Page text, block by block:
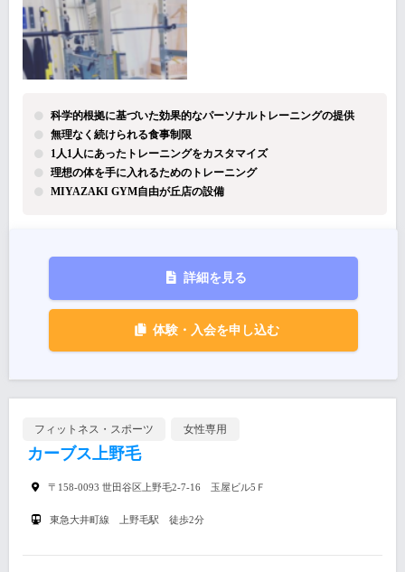
科学的根拠に基づいた効果的なパーソナルトレーニングの提供
無理なく続けられる食事制限
1人1人にあったトレーニングをカスタマイズ
理想の体を手に入れるためのトレーニング
MIYAZAKI GYM自由が丘店の設備
詳細を見る
体験・入会を申し込む
フィットネス・スポーツ 女性専用
カーブス上野毛
〒158-0093 世田谷区上野毛2-7-16 玉屋ビル5Ｆ
東急大井町線 上野毛駅 徒歩2分